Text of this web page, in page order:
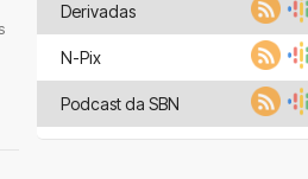
Derivadas
N-Pix
Podcast da SBN